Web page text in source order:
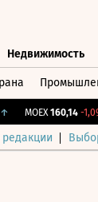
Недвижимость
MOEX 160,14 -